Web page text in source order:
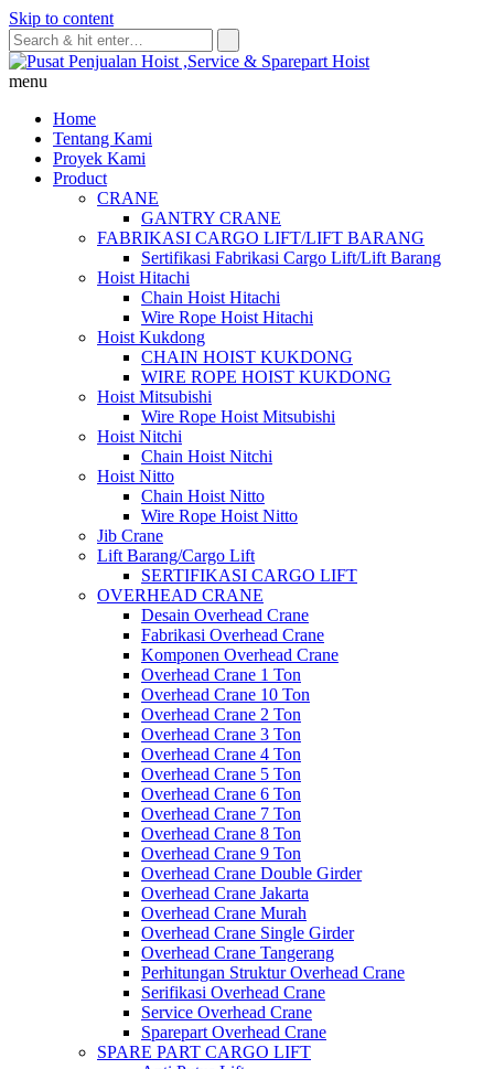
Skip to content
menu
Home
Tentang Kami
Proyek Kami
Product
CRANE
GANTRY CRANE
FABRIKASI CARGO LIFT/LIFT BARANG
Sertifikasi Fabrikasi Cargo Lift/Lift Barang
Hoist Hitachi
Chain Hoist Hitachi
Wire Rope Hoist Hitachi
Hoist Kukdong
CHAIN HOIST KUKDONG
WIRE ROPE HOIST KUKDONG
Hoist Mitsubishi
Wire Rope Hoist Mitsubishi
Hoist Nitchi
Chain Hoist Nitchi
Hoist Nitto
Chain Hoist Nitto
Wire Rope Hoist Nitto
Jib Crane
Lift Barang/Cargo Lift
SERTIFIKASI CARGO LIFT
OVERHEAD CRANE
Desain Overhead Crane
Fabrikasi Overhead Crane
Komponen Overhead Crane
Overhead Crane 1 Ton
Overhead Crane 10 Ton
Overhead Crane 2 Ton
Overhead Crane 3 Ton
Overhead Crane 4 Ton
Overhead Crane 5 Ton
Overhead Crane 6 Ton
Overhead Crane 7 Ton
Overhead Crane 8 Ton
Overhead Crane 9 Ton
Overhead Crane Double Girder
Overhead Crane Jakarta
Overhead Crane Murah
Overhead Crane Single Girder
Overhead Crane Tangerang
Perhitungan Struktur Overhead Crane
Serifikasi Overhead Crane
Service Overhead Crane
Sparepart Overhead Crane
SPARE PART CARGO LIFT